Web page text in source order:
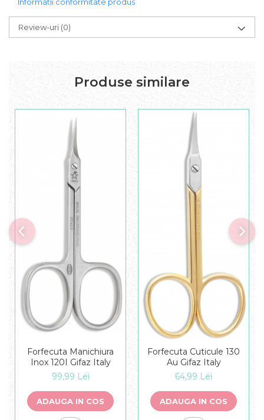
Review-uri (0)
Produse similare
Forfecuta Manichiura
Inox 120I Gifaz Italy
99,99 Lei
ADAUGA IN COS
Forfecuta Cuticule 130
Au Gifaz Italy
64,99 Lei
ADAUGA IN COS